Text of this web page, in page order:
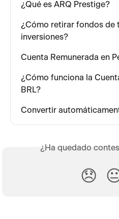
¿Qué es ARQ Prestige?
¿Cómo retirar fondos de
inversiones?
Cuenta Remunerada en
¿Cómo funciona la
BRL?
Convertir
¿Ha quedado
😞